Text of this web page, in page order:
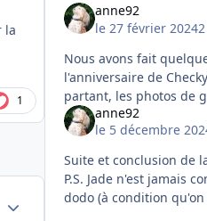
la
1
Author stats
midi. J'ai beaucoup de
faire un petit ho
anne92
le 27 février 2024
Nous avons fait
l'anniversaire de
partant, les photos de
guère ! La petite
était comme
anne92
le 5 décembre
Suite et conclusion de
P.S. Jade n'est jamais
dodo (à condition